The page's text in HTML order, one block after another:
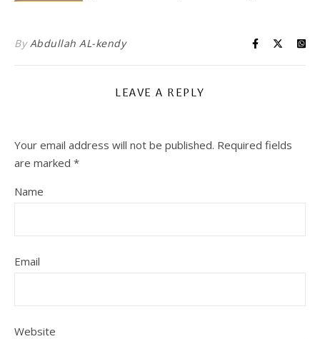
ByAbdullah AL-kendy
LEAVE A REPLY
Your email address will not be published. Required fields
are marked *
Name
Email
Website